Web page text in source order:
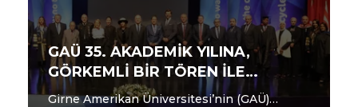
GAÜ 35. AKADEMİK YILINA,
GÖRKEMLİ BİR TÖREN İLE
MERHABA DEDİ
Girne Amerikan Üniversitesi’nin (GAÜ)